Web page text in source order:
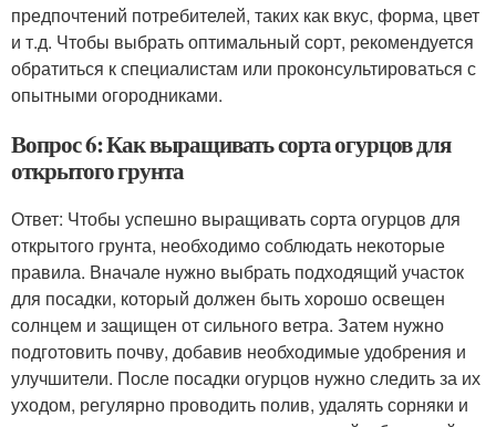
предпочтений потребителей, таких как вкус, форма, цвет
и т.д. Чтобы выбрать оптимальный сорт, рекомендуется
обратиться к специалистам или проконсультироваться с
опытными огородниками.
Вопрос 6: Как выращивать сорта огурцов для
открытого грунта
Ответ: Чтобы успешно выращивать сорта огурцов для
открытого грунта, необходимо соблюдать некоторые
правила. Вначале нужно выбрать подходящий участок
для посадки, который должен быть хорошо освещен
солнцем и защищен от сильного ветра. Затем нужно
подготовить почву, добавив необходимые удобрения и
улучшители. После посадки огурцов нужно следить за их
уходом, регулярно проводить полив, удалять сорняки и